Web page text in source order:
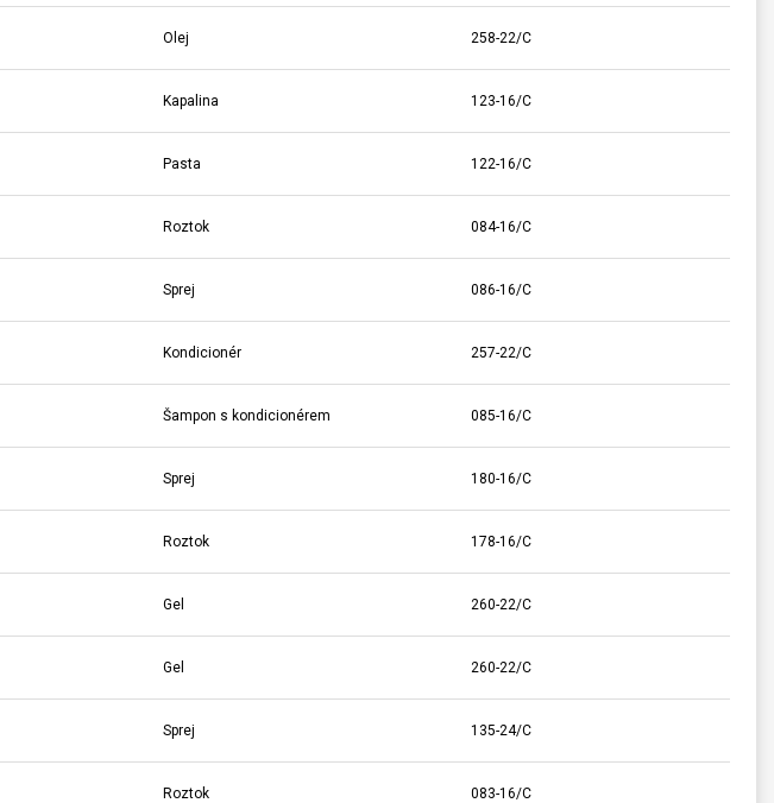
Olej 258-22/C
Kapalina 123-16/C
Pasta 122-16/C
Roztok 084-16/C
Sprej 086-16/C
Kondicionér 257-22/C
Šampon s kondicionérem 085-16/C
Sprej 180-16/C
Roztok 178-16/C
Gel 260-22/C
Gel 260-22/C
Sprej 135-24/C
Roztok 083-16/C